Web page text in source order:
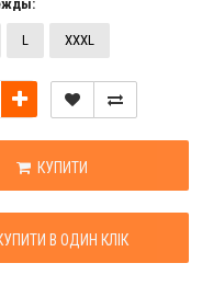
L XXXL
КУПИТИ
В ОДИН КЛІК